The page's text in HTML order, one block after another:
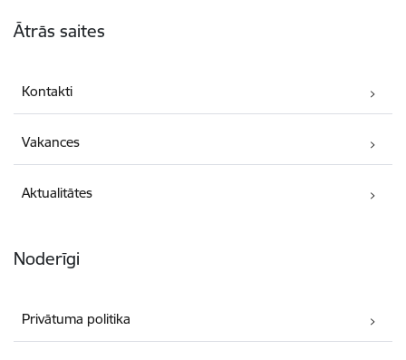
Ātrās saites
Kontakti
Vakances
Aktualitātes
Noderīgi
Privātuma politika